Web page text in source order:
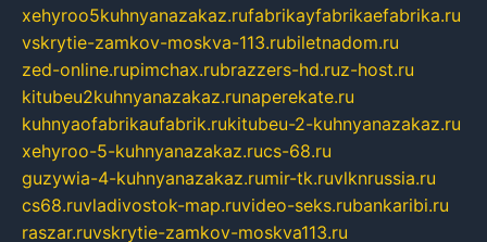
xehyroo5kuhnyanazakaz.rufabrikayfabrikaefabrika.ru
vskrytie-zamkov-moskva-113.rubiletnadom.ru
zed-online.rupimchax.rubrazzers-hd.ruz-host.ru
kitubeu2kuhnyanazakaz.runaperekate.ru
kuhnyaofabrikaufabrik.rukitubeu-2-kuhnyanazakaz.ru
xehyroo-5-kuhnyanazakaz.rucs-68.ru
guzywia-4-kuhnyanazakaz.rumir-tk.ruvlknrussia.ru
cs68.ruvladivostok-map.ruvideo-seks.rubankaribi.ru
raszar.ruvskrytie-zamkov-moskva113.ru